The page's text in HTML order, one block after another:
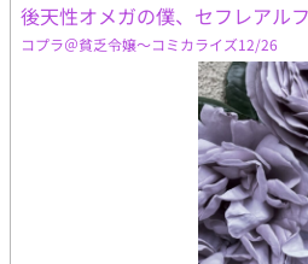
後天性オメガの僕、セフレアル
コプラ＠貧乏令嬢〜コミカライズ12/26